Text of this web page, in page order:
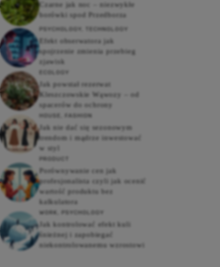
Czarne jak noc – niezwykłe
borówki spod Przedborza
PSYCHOLOGY TECHNOLOGY
Efekt obserwatora jak
spojrzenie zmienia przebieg
zjawisk
ECOLOGY
Jak powstał rezerwat
Kleszczowskie Wąwozy – od
spacerów do ochrony
HOUSE FASHION
Jak nie dać się sezonowym
trendom i mądrze inwestować
w styl
PRODUCT
Porównywanie cen jak
profesjonalista czyli jak ocenić
wartość produktu bez
kalkulatora
WORK PSYCHOLOGY
Jak kontrolować efekt kuli
śnieżnej i zapobiegać
niekontrolowanemu wzrostowi